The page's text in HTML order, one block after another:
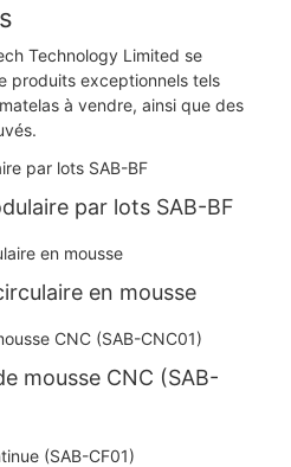
Technology Limited se
produits exceptionnels tels
à vendre, ainsi que des
par lots SAB-BF
en mousse
mousse CNC (SAB-